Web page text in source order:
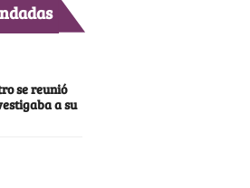
se reunió
a su